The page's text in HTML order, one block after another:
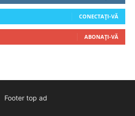
CONECTAȚI-VĂ
ABONAȚI-VĂ
Footer top ad